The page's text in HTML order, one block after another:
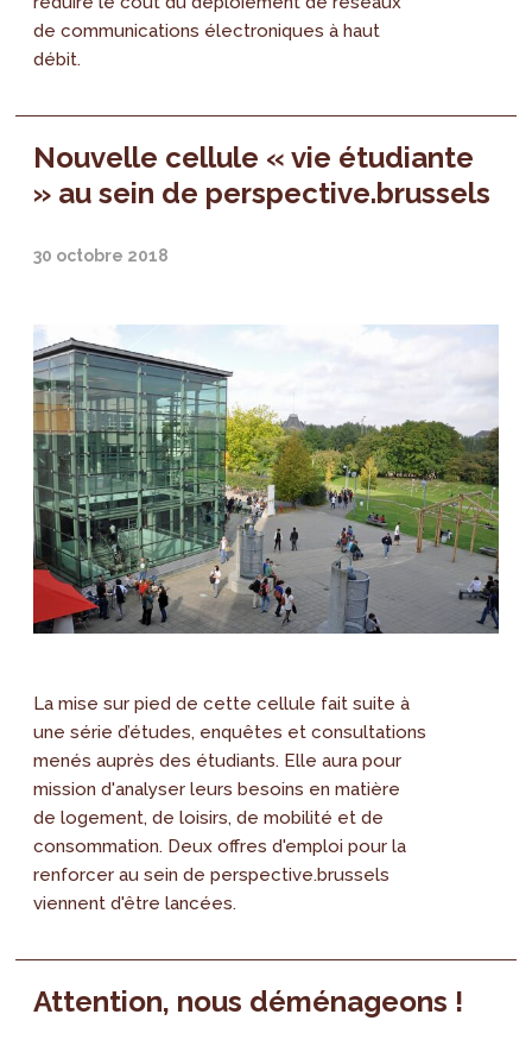
de communications électroniques à haut
débit.
Nouvelle cellule « vie étudiante
» au sein de perspective.brussels
30 octobre 2018
La mise sur pied de cette cellule fait suite à
une série d’études, enquêtes et consultations
menés auprès des étudiants. Elle aura pour
mission d'analyser leurs besoins en matière
de logement, de loisirs, de mobilité et de
consommation. Deux offres d'emploi pour la
renforcer au sein de perspective.brussels
viennent d'être lancées.
Attention, nous déménageons !